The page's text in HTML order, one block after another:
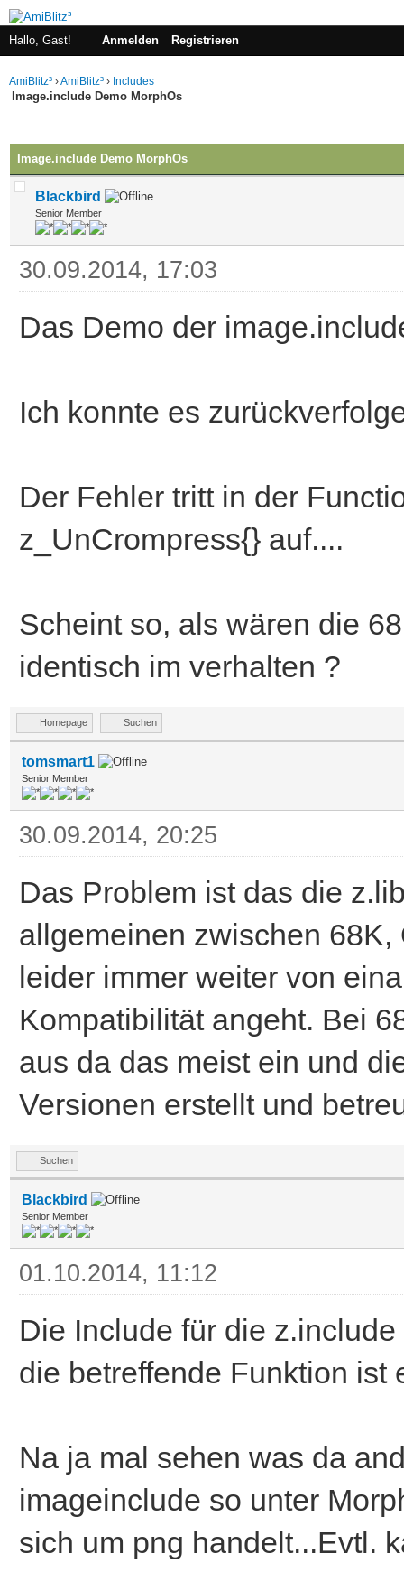
Hallo, Gast! Anmelden Registrieren
AmiBlitz³ ›AmiBlitz³ › Includes
Image.include Demo MorphOs
Image.include Demo MorphOs
Blackbird
Senior Member
30.09.2014, 17:03
Das Demo der
Ich konnte es
Der Fehler tritt in der
z_UnCrompress{} auf....
Scheint so, als wären die
identisch im verhalten ?
Homepage Suchen
tomsmart1
Senior Member
30.09.2014, 20:25
Das Problem ist das die
allgemeinen zwischen
leider immer weiter von
Kompatibilität angeht. Bei
aus da das meist ein und
Versionen erstellt und
Suchen
Blackbird
Senior Member
01.10.2014, 11:12
Die Include für die
die betreffende Funktion ist
Na ja mal sehen was da
imageinclude so unter
sich um png handelt...Evtl.